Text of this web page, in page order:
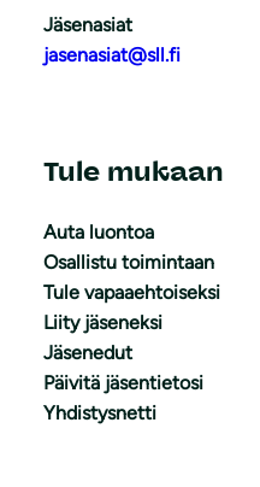
Jäsenasiat
jasenasiat@sll.fi
Tule mukaan
Auta luontoa
Osallistu toimintaan
Tule vapaaehtoiseksi
Liity jäseneksi
Jäsenedut
Päivitä jäsentietosi
Yhdistysnetti